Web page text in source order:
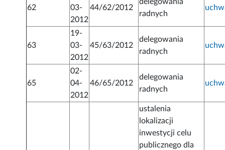
62
03-
2012
44/62/2012
radnych
63
19-
03-
2012
45/63/2012
delegowania
radnych
65
02-
04-
2012
46/65/2012
delegowania
radnych
ustalenia
lokalizacji
inwestycji celu
publicznego dla